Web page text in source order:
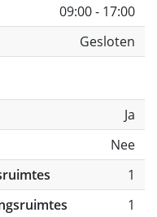
09:00 - 17:00
Gesloten
Ja
Nee
1
1